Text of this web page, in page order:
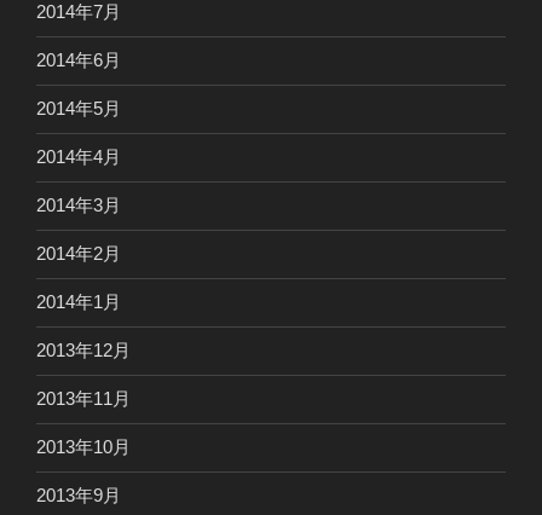
2014年7月
2014年6月
2014年5月
2014年4月
2014年3月
2014年2月
2014年1月
2013年12月
2013年11月
2013年10月
2013年9月